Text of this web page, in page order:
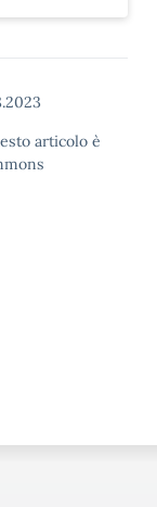
articolo è